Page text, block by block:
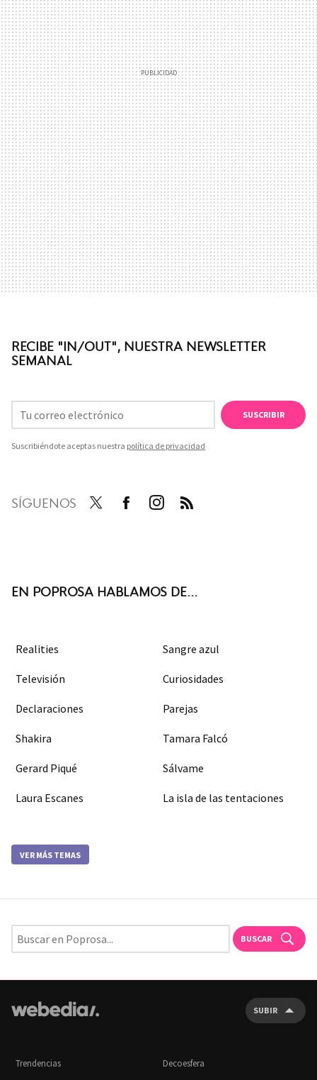
RECIBE "IN/OUT", NUESTRA NEWSLETTER
SEMANAL
SUSCRIBIR
Suscribiéndote aceptas nuestra política de privacidad
SÍGUENOS
EN POPROSA HABLAMOS DE...
Realities Sangre azul
Televisión Curiosidades
Declaraciones Parejas
Shakira Tamara Falcó
Gerard Piqué Sálvame
Laura Escanes La isla de las tentaciones
VER MÁS TEMAS
BUSCAR
SUBIR
Trendencias Decoesfera